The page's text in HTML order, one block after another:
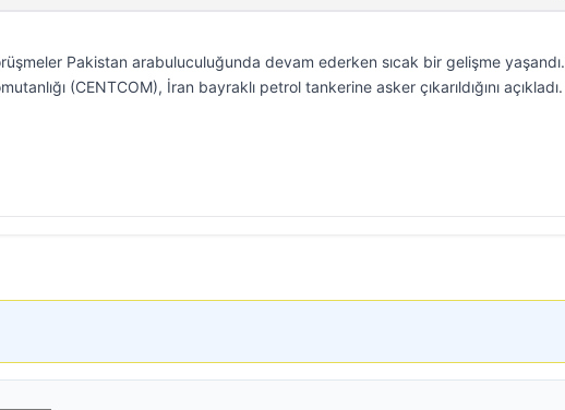
Pakistan arabuluculuğunda devam ederken sıcak bir gelişme yaşandı.
(CENTCOM), İran bayraklı petrol tankerine asker çıkarıldığını açıkladı.